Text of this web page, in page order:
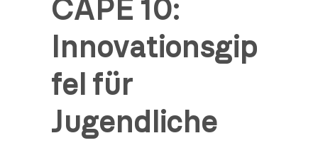
CAPE 10:
Innovationsgip
fel für
Jugendliche